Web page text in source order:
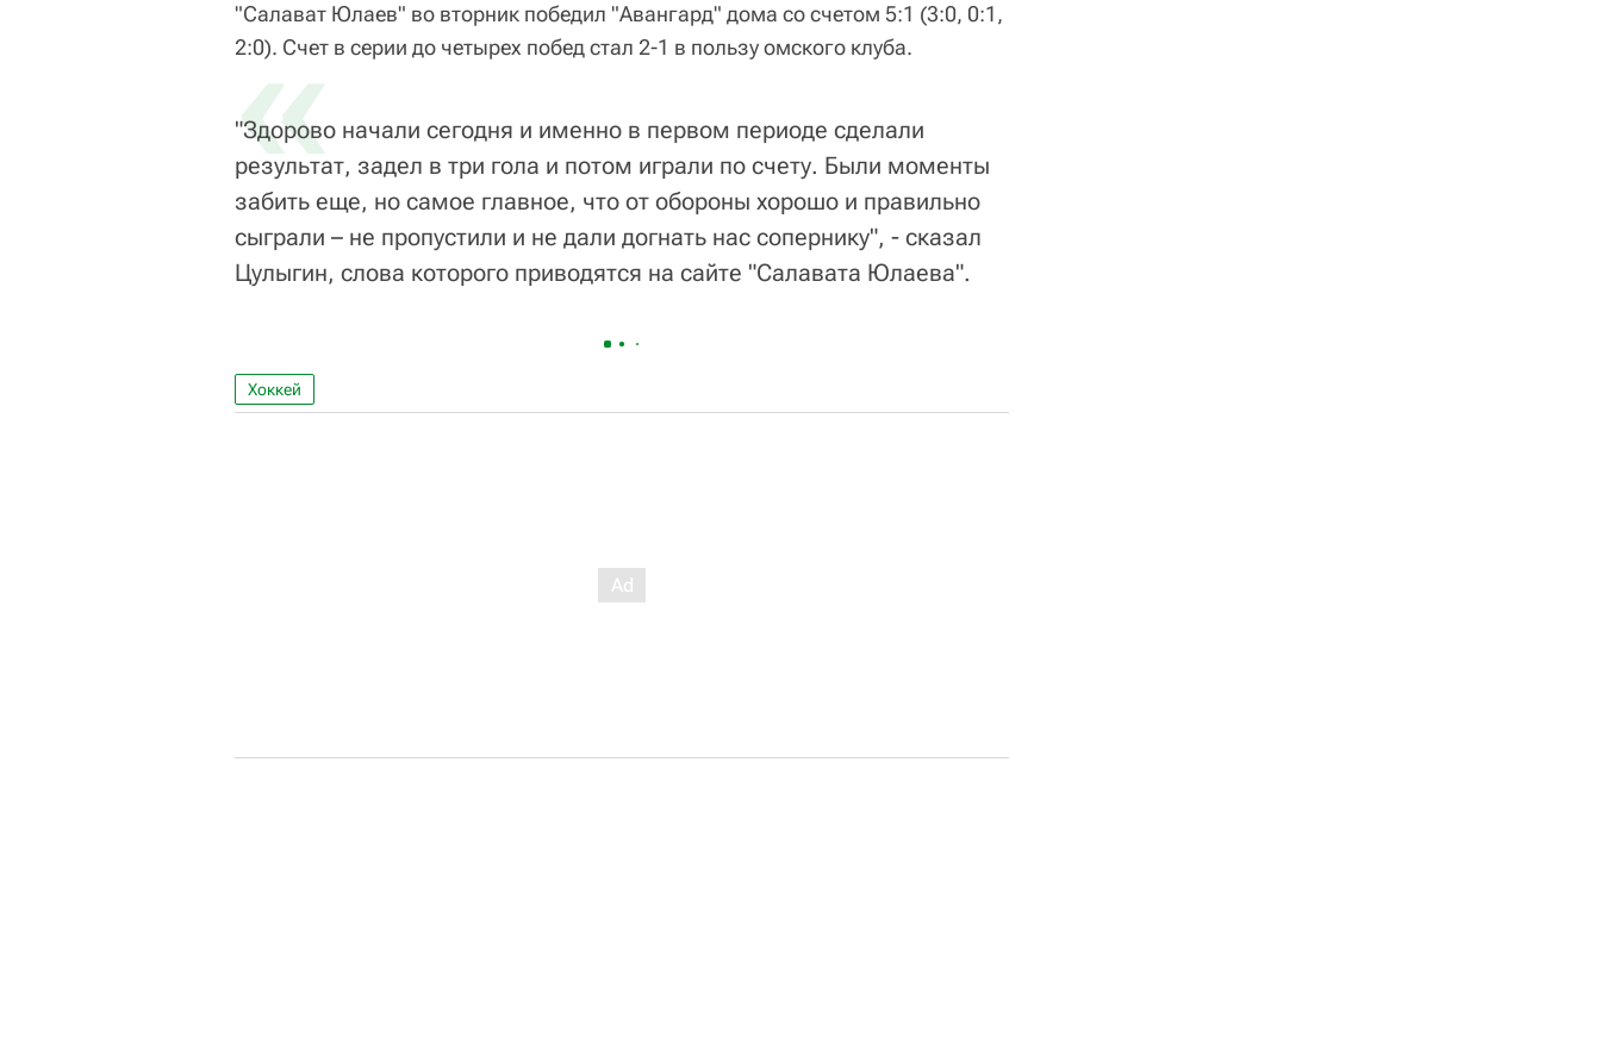
"Салават Юлаев" во вторник победил "Авангард" дома со счетом 5:1 (3:0, 0:1,
2:0). Счет в серии до четырех побед стал 2-1 в пользу омского клуба.
«
"Здорово начали сегодня и именно в первом периоде сделали
результат, задел в три гола и потом играли по счету. Были моменты
забить еще, но самое главное, что от обороны хорошо и правильно
сыграли – не пропустили и не дали догнать нас сопернику", - сказал
Цулыгин, слова которого приводятся на сайте "Салавата Юлаева".
Хоккей